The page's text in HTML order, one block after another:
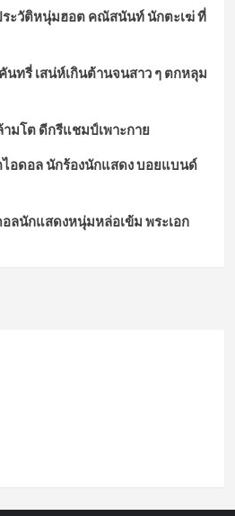
ระวัติหนุ่มฮอต คณัสนันท์ นักตะเฆ่ ที่
ทรี่ เสน่ห์เกินต้านจนสาว ๆ ตกหลุม
มโต ดีกรีแชมป์เพาะกาย
อดอล นักร้องนักแสดง บอยแบนด์
ลนักแสดงหนุ่มหล่อเข้ม พระเอก